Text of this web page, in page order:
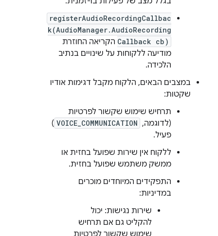
registerAudioRecordingCallbac
k(AudioManager.AudioRecording
Callback cb) הקריאה החוזרת
מודיעה ללקוחות על שינויים בנתיב
הלכידה.
במצבים הבאים, הלקוח מקבל דגימות אודיו
שקטות:
תרחיש שימוש שקשור לפרטיות
(לדוגמה, VOICE_COMMUNICATION
)
פעיל.
ללקוח אין שירות שפועל בחזית או
ממשק משתמש שפועל בחזית.
התפקידים המיוחדים מוכרים
במדיניות:
שירות נגישות: יכול
להקליט גם אם תרחיש
שימוש שקשור לפרטיות